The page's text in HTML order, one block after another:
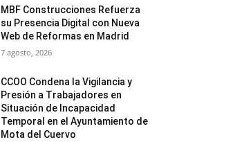
MBF Construcciones Refuerza
su Presencia Digital con Nueva
Web de Reformas en Madrid
7 agosto, 2026
CCOO Condena la Vigilancia y
Presión a Trabajadores en
Situación de Incapacidad
Temporal en el Ayuntamiento de
Mota del Cuervo